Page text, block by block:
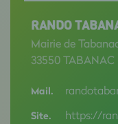
RANDO
Mairie de
33550 TABANAC
Mail.
Site. https://